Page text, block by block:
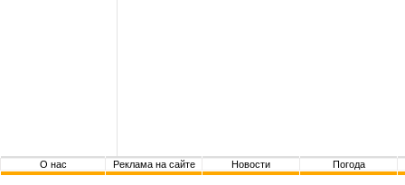
О нас Реклама на сайте Новости Погода